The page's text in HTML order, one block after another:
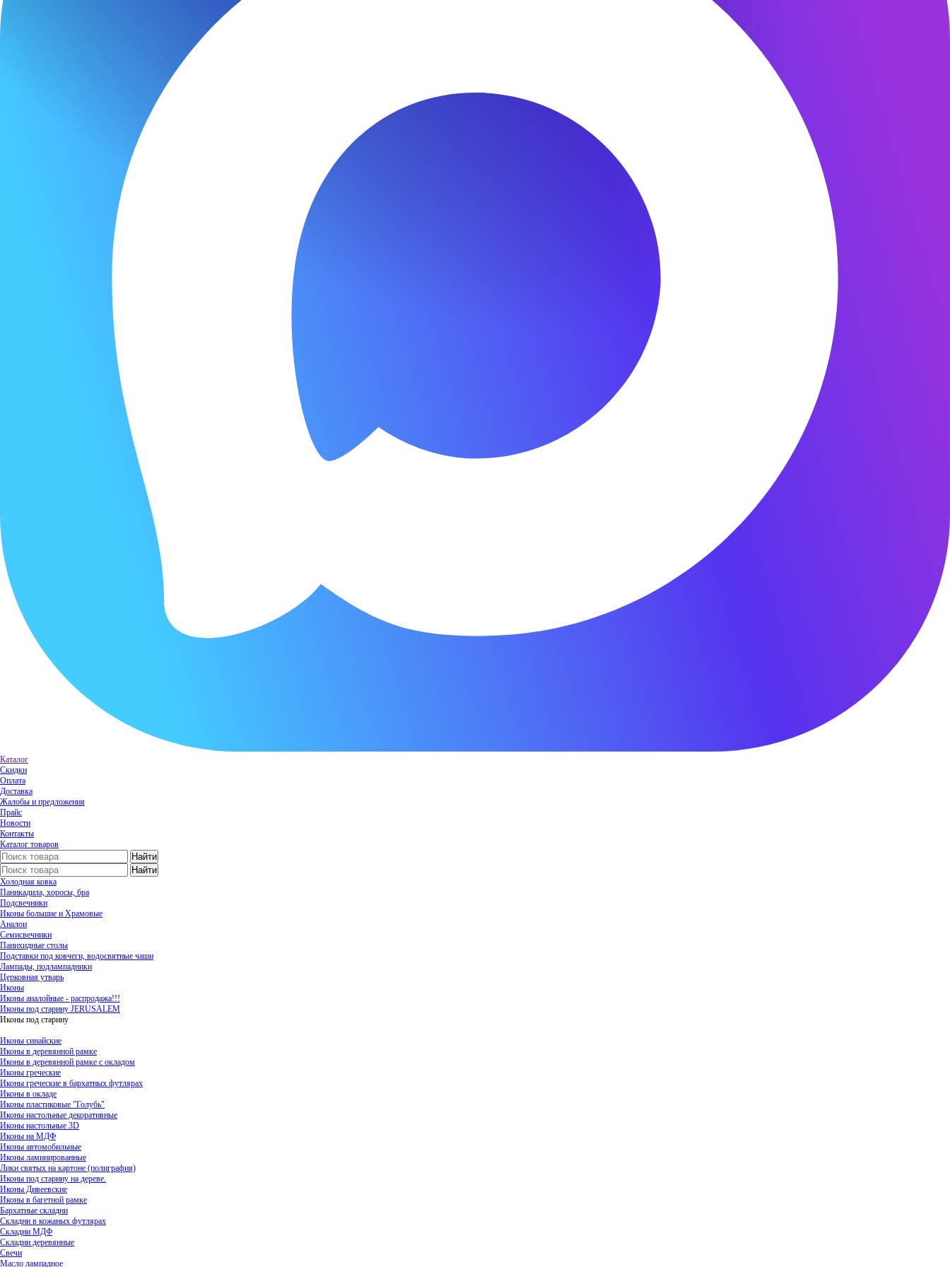
Каталог
Скидки
Оплата
Доставка
Жалобы и предложения
Прайс
Новости
Контакты
Каталог товаров
Холодная ковка
Паникадила, хоросы, бра
Подсвечники
Иконы большие и Храмовые
Аналои
Семисвечники
Панихидные столы
Подставки под ковчеги, водосвятные чаши
Лампады, подлампадники
Церковная утварь
Иконы
Иконы аналойные - распродажа!!!
Иконы под старину JERUSALEM
Иконы под старину
Иконы синайские
Иконы в деревянной рамке
Иконы в деревянной рамке с окладом
Иконы греческие
Иконы греческие в бархатных футлярах
Иконы в окладе
Иконы пластиковые "Голубь"
Иконы настольные декоративные
Иконы настольные 3D
Иконы на МДФ
Иконы автомобильные
Иконы ламинированные
Лики святых на картоне (полиграфия)
Иконы под старину на дереве.
Иконы Дивеевские
Иконы в багетной рамке
Бархатные складни
Складни в кожаных футлярах
Складни МДФ
Складни деревянные
Свечи
Масло лампадное